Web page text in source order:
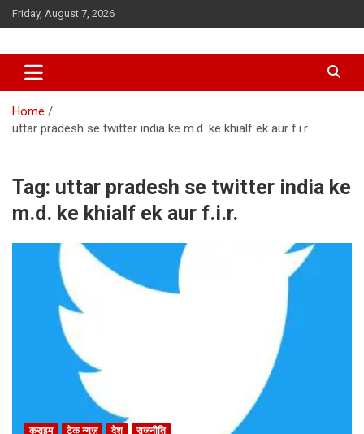
Skip
to
Friday, August 7, 2026
Home
uttar pradesh se twitter india ke m.d. ke khialf ek aur f.i.r.
Tag: uttar pradesh se twitter india ke
m.d. ke khialf ek aur f.i.r.
क्राइम टेक न्यूज़ देश राजनीति